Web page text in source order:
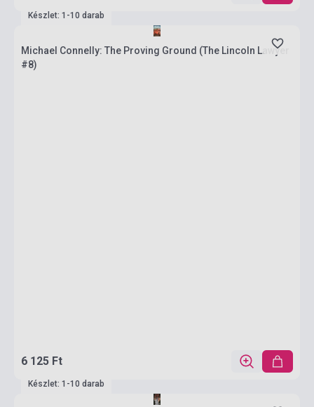
Készlet: 1-10 darab
Michael Connelly: The Proving Ground (The Lincoln Lawyer
#8)
6 125 Ft
Készlet: 1-10 darab